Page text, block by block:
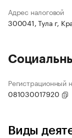
Адрес налоговой
300041, Тула г,
081030017920
Виды